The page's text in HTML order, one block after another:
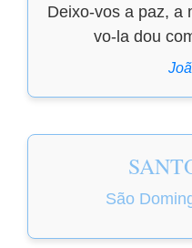
Deixo-vos a paz, a
vo-la dou
São